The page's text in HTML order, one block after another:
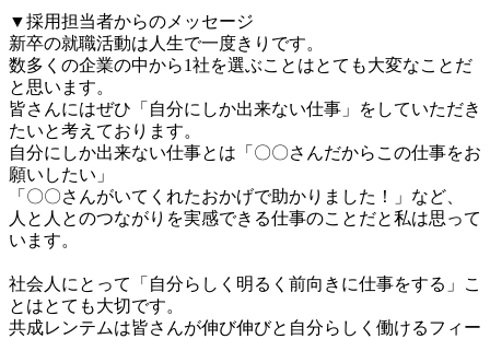
▼採用担当者からのメッセージ
新卒の就職活動は人生で一度きりです。
数多くの企業の中から1社を選ぶことはとても大変なことだ
と思います。
皆さんにはぜひ「自分にしか出来ない仕事」をしていただき
たいと考えております。
自分にしか出来ない仕事とは「〇〇さんだからこの仕事をお
願いしたい」
「〇〇さんがいてくれたおかげで助かりました！」など、
人と人とのつながりを実感できる仕事のことだと私は思って
います。
社会人にとって「自分らしく明るく前向きに仕事をする」こ
とはとても大切です。
共成レンテムは皆さんが伸び伸びと自分らしく働けるフィー